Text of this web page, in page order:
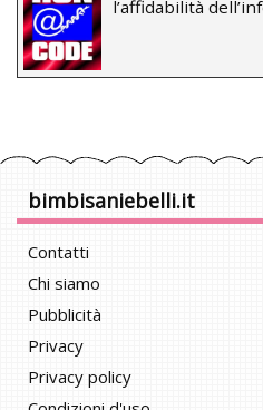
l’affidabilità
bimbisaniebelli.it
Contatti
Chi siamo
Pubblicità
Privacy
Privacy policy